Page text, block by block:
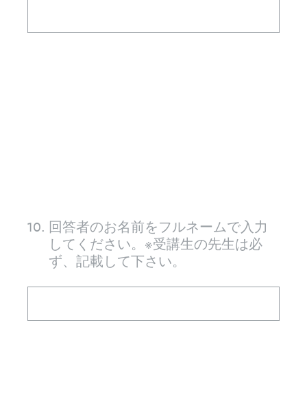
10. 回答者のお名前をフルネームで入力
してください。※受講生の先生は必
ず、記載して下さい。